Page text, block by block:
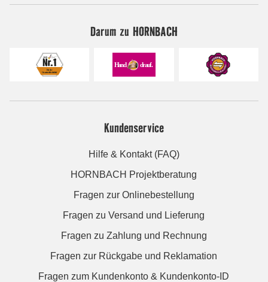
Darum zu HORNBACH
Kundenservice
Hilfe & Kontakt (FAQ)
HORNBACH Projektberatung
Fragen zur Onlinebestellung
Fragen zu Versand und Lieferung
Fragen zu Zahlung und Rechnung
Fragen zur Rückgabe und Reklamation
Fragen zum Kundenkonto & Kundenkonto-ID